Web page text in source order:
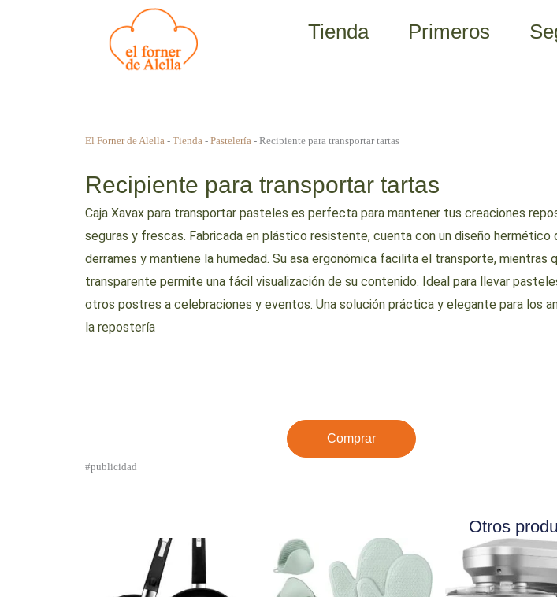
Tienda Primeros
El Forner de Alella- Tienda- Pastelería- Recipiente para transportar tartas
Recipiente para transportar tartas
Caja Xavax para transportar pasteles es perfecta para mantener tus creaciones
seguras y frescas. Fabricada en plástico resistente, cuenta con un diseño hermético
derrames y mantiene la humedad. Su asa ergonómica facilita el transporte, mientras
transparente permite una fácil visualización de su contenido. Ideal para llevar
otros postres a celebraciones y eventos. Una solución práctica y elegante para los
la repostería
Comprar
#publicidad
Otros